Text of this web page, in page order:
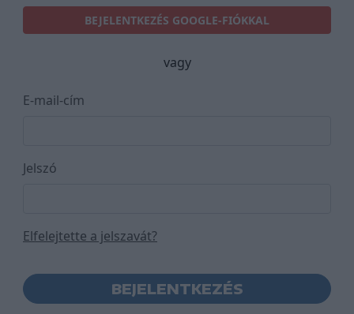
BEJELENTKEZÉS GOOGLE-FIÓKKAL
vagy
E-mail-cím
Jelszó
Elfelejtette a jelszavát?
BEJELENTKEZÉS